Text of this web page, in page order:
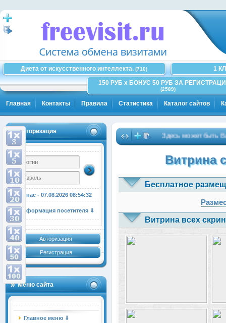
Диета от искусственного интеллекта. (710)
1
150 РУБ x БОНУС 50 РУБ ЗА
(2589)
Главная Контакты Правила Статистика Каталог сайтов
Авторизация
У нас - 07.08.2026 08:54:33
Информация посетителя ⇓
Авторизация
Регистрация
Меню сайта
Главное меню ⇓
Здесь может быть Ваша
Витрина
Бесплатное
Витрина всех